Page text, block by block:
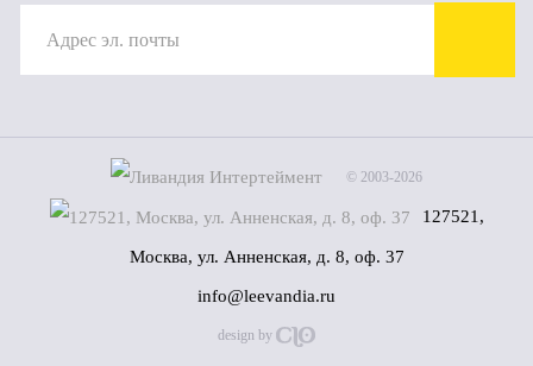
© 2003-2026
127521,
Москва, ул. Анненская, д. 8, оф. 37
info@leevandia.ru
design by